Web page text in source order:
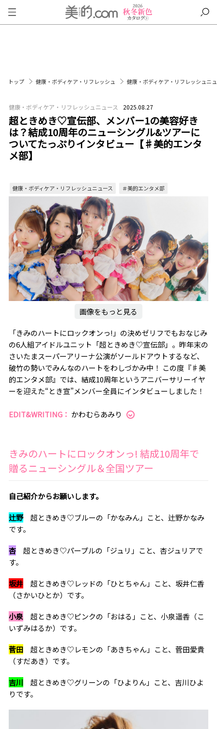
トップ 健康・ボディケア・リフレッシュ 健康・ボディケア・リフレッシュニ
健康・ボディケア・リフレッシュニュース 2025.08.27
超ときめき♡宣伝部、メンバー1の美容好き
は？結成10周年のニューシングル&ツアーに
ついてたっぷりインタビュー【♯美的エンタ
メ部】
健康・ボディケア・リフレッシュニュース ＃美的エンタメ部
画像をもっと見る
「きみのハートにロックオンっ!」の決めゼリフでもおなじみ
の6人組アイドルユニット「超ときめき♡宣伝部」。昨年末の
さいたまスーパーアリーナ公演がソールドアウトするなど、
破竹の勢いでみんなのハートをわしづかみ中！ この度『♯美
的エンタメ部』では、結成10周年というアニバーサリーイヤ
ーを迎えた“とき宣”メンバー全員にインタビューしました！
EDIT&WRITING： かわむらあみり
きみのハートにロックオンっ! 結成10周年で
贈るニューシングル＆全国ツアー
――自己紹介からお願いします。
辻野
超ときめき♡ブルーの「かなみん」こと、辻野かなみ
です。
杏
超ときめき♡パープルの「ジュリ」こと、杏ジュリアで
す。
坂井
超ときめき♡レッドの「ひとちゃん」こと、坂井仁香
（さかいひとか）です。
小泉
超ときめき♡ピンクの「おはる」こと、小泉遥香（こ
いずみはるか）です。
菅田
超ときめき♡レモンの「あきちゃん」こと、菅田愛貴
（すだあき）です。
吉川
超ときめき♡グリーンの「ひよりん」こと、吉川ひよ
りです。